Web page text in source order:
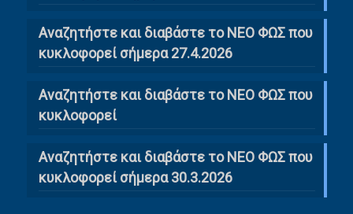
Αναζητήστε και διαβάστε το ΝΕΟ ΦΩΣ που
κυκλοφορεί σήμερα 27.4.2026
Αναζητήστε και διαβάστε το ΝΕΟ ΦΩΣ που
κυκλοφορεί
Αναζητήστε και διαβάστε το ΝΕΟ ΦΩΣ που
κυκλοφορεί σήμερα 30.3.2026